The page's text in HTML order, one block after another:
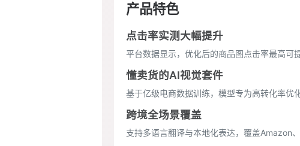
产品特色
点击率实测大幅提升
平台数据显示，优化后的商品图点击率最高可
懂卖货的AI视觉套件
基于亿级电商数据训练，模型专为高转化率优
跨境全场景覆盖
支持多语言翻译与本地化表达，覆盖Amazon